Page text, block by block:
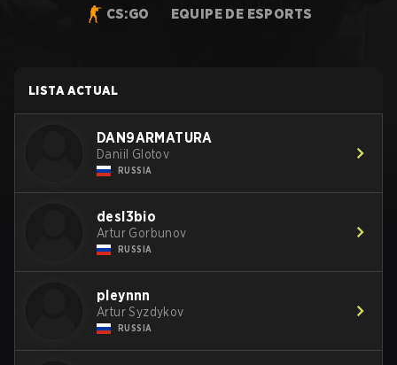
CS:GO EQUIPE DE ESPORTS
LISTA ACTUAL
DAN9ARMATURA
Daniil Glotov
RUSSIA
desl3bio
Artur Gorbunov
RUSSIA
pleynnn
Artur Syzdykov
RUSSIA